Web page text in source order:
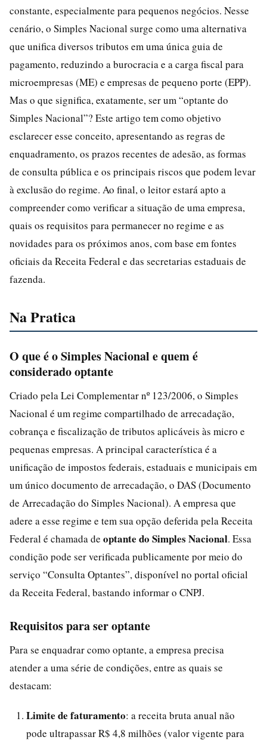
constante, especialmente para pequenos negócios. Nesse
cenário, o Simples Nacional surge como uma alternativa
que unifica diversos tributos em uma única guia de
pagamento, reduzindo a burocracia e a carga fiscal para
microempresas (ME) e empresas de pequeno porte (EPP).
Mas o que significa, exatamente, ser um “optante do
Simples Nacional”? Este artigo tem como objetivo
esclarecer esse conceito, apresentando as regras de
enquadramento, os prazos recentes de adesão, as formas
de consulta pública e os principais riscos que podem levar
à exclusão do regime. Ao final, o leitor estará apto a
compreender como verificar a situação de uma empresa,
quais os requisitos para permanecer no regime e as
novidades para os próximos anos, com base em fontes
oficiais da Receita Federal e das secretarias estaduais de
fazenda.
Na Pratica
O que é o Simples Nacional e quem é
considerado optante
Criado pela Lei Complementar nº 123/2006, o Simples
Nacional é um regime compartilhado de arrecadação,
cobrança e fiscalização de tributos aplicáveis às micro e
pequenas empresas. A principal característica é a
unificação de impostos federais, estaduais e municipais em
um único documento de arrecadação, o DAS (Documento
de Arrecadação do Simples Nacional). A empresa que
adere a esse regime e tem sua opção deferida pela Receita
Federal é chamada de optante do Simples Nacional. Essa
condição pode ser verificada publicamente por meio do
serviço “Consulta Optantes”, disponível no portal oficial
da Receita Federal, bastando informar o CNPJ.
Requisitos para ser optante
Para se enquadrar como optante, a empresa precisa
atender a uma série de condições, entre as quais se
destacam:
Limite de faturamento: a receita bruta anual não
pode ultrapassar R$ 4,8 milhões (valor vigente para